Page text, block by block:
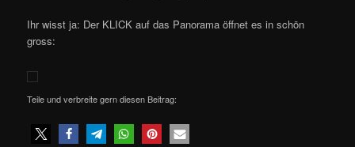
Ihr wisst ja: Der KLICK auf das Panorama öffnet es in schön
gross:
Teile und verbreite gern diesen Beitrag: